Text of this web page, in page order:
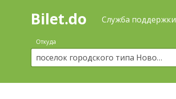
Поиск
покупка
билетов
автобус
онлайн
Bilet.do Служба поддержки
Откуда